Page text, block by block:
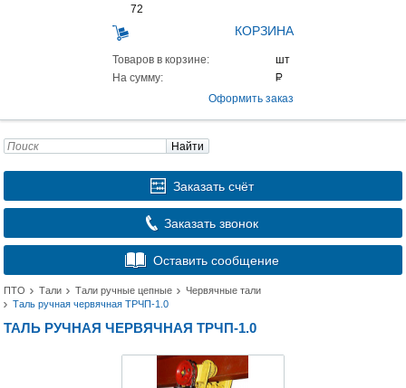
72
КОРЗИНА
Товаров в корзине:
На сумму:
Оформить заказ
Найти
Заказать счёт
Заказать звонок
Оставить сообщение
ПТО Тали Тали ручные цепные
Червячные тали
Таль ручная червячная ТРЧП-1.0
ТАЛЬ РУЧНАЯ ЧЕРВЯЧНАЯ ТРЧП-1.0